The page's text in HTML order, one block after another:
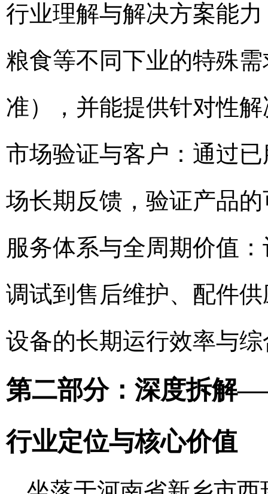
行业理解与解决方案能
粮食等不同下业的特殊
准），并能提供针对性
市场验证与客户：通过
场长期反馈，验证产品
服务体系与全周期价值
调试到售后维护、配件
设备的长期运行效率与
第二部分：深度拆解
行业定位与核心价值